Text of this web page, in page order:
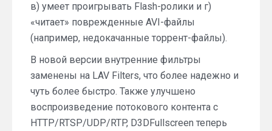
в) умеет проигрывать Flash-ролики и г)
«читает» поврежденные AVI-файлы
(например, недокачанные торрент-файлы).
В новой версии внутренние фильтры
заменены на LAV Filters, что более надежно и
чуть более быстро. Также улучшено
воспроизведение потокового контента с
HTTP/RTSP/UDP/RTP, D3DFullscreen теперь